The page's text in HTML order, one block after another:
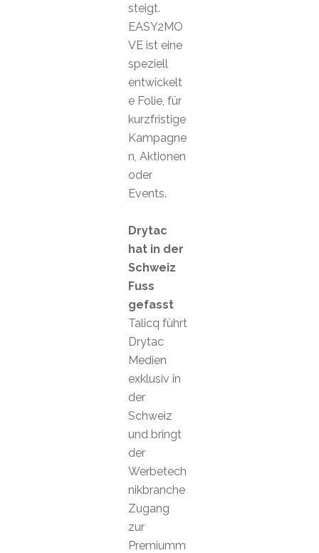
steigt.
EASY2MO
VE ist eine
speziell
entwickelt
e Folie, für
kurzfristige
Kampagne
n, Aktionen
oder
Events.
Drytac
hat in der
Schweiz
Fuss
gefasst
Talicq führt
Drytac
Medien
exklusiv in
der
Schweiz
und bringt
der
Werbetech
nikbranche
Zugang
zur
Premiumm